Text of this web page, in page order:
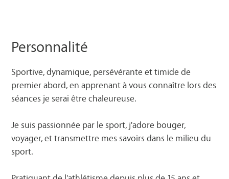
Personnalité
Sportive, dynamique, persévérante et timide de
premier abord, en apprenant à vous connaître lors des
séances je serai être chaleureuse.
Je suis passionnée par le sport, j'adore bouger,
voyager, et transmettre mes savoirs dans le milieu du
sport.